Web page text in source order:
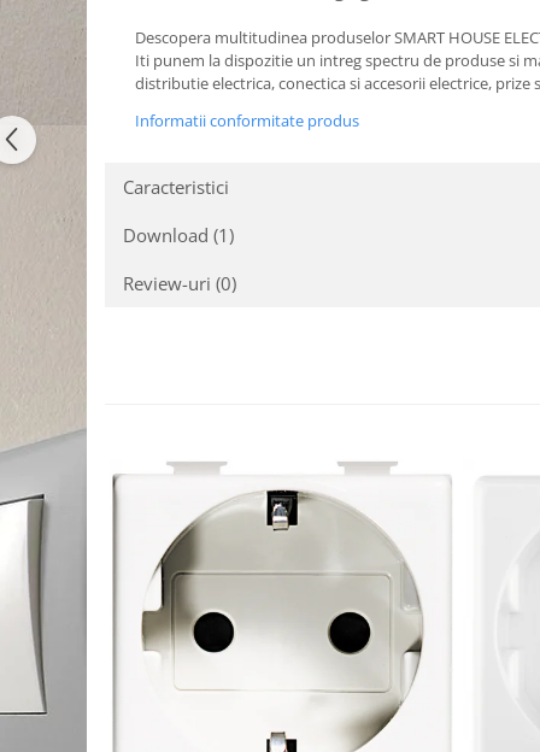
Descopera multitudinea produselor SMART HOUSE
Iti punem la dispozitie un intreg spectru de produse si
distributie electrica, conectica si accesorii electrice,
Informatii conformitate produs
Caracteristici
Download (1)
Review-uri (0)